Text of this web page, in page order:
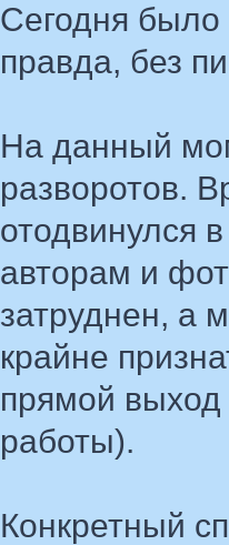
Сегодня было
правда, без
На данный
разворотов.
отодвинулся
авторам и
затруднен, а
крайне
прямой выход
работы).
Конкретный